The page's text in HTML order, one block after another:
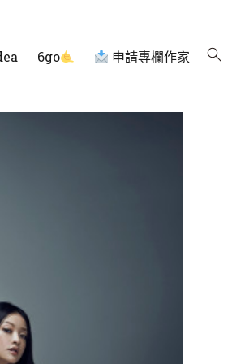
6go 申請專欄作家